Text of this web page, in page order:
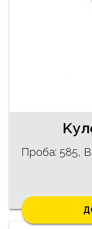
Проба: 585,